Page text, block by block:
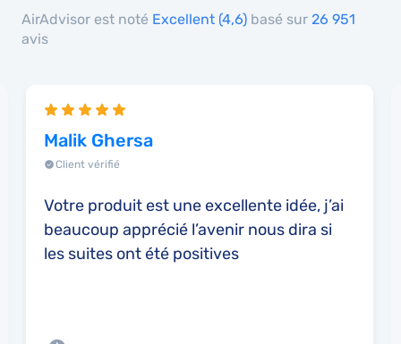
AirAdvisor est noté Excellent (4,6) basé sur 26 951
avis
Malik Ghersa
Client vérifié
Votre produit est une excellente idée, j’ai
beaucoup apprécié l’avenir nous dira si
les suites ont été positives